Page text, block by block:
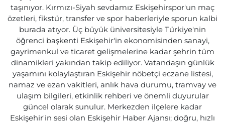
taşınıyor. Kırmızı-Siyah sevdamız Eskişehirspor'un maç
özetleri, fikstür, transfer ve spor haberleriyle sporun kalbi
burada atıyor. Üç büyük üniversitesiyle Türkiye'nin
öğrenci başkenti Eskişehir'in ekonomisinden sanayi,
gayrimenkul ve ticaret gelişmelerine kadar şehrin tüm
dinamikleri yakından takip ediliyor. Vatandaşın günlük
yaşamını kolaylaştıran Eskişehir nöbetçi eczane listesi,
namaz ve ezan vakitleri, anlık hava durumu, tramvay ve
ulaşım bilgileri, etkinlik rehberi ve önemli duyurular
güncel olarak sunulur. Merkezden ilçelere kadar
Eskişehir'in sesi olan Eskişehir Haber Ajansı; doğru, hızlı